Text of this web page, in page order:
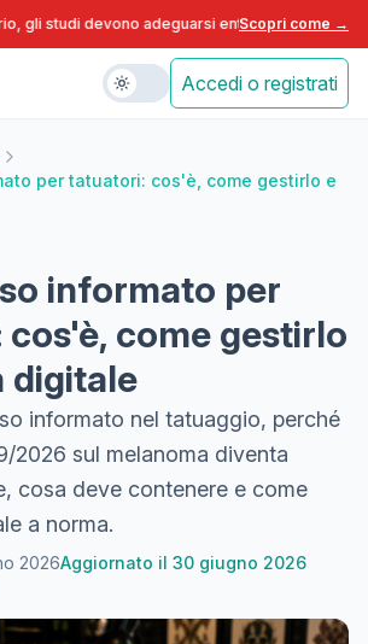
devono adeguarsi entro fine anno. DDL
Scopri come →
Accedi o registrati
per tatuatori: cos'è, come gestirlo e
informato per
come gestirlo
digitale
informato nel tatuaggio, perché
2026 sul melanoma diventa
cosa deve contenere e come
a norma.
2026Aggiornato il 30 giugno 2026